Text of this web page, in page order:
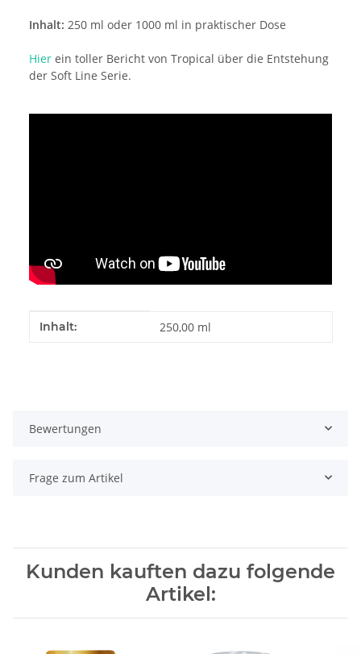
Inhalt: 250 ml oder 1000 ml in praktischer Dose
Hier ein toller Bericht von Tropical über die Entstehung
der Soft Line Serie.
Produkteigenschaft
Wert
Inhalt: 250,00 ml
Bewertungen
Frage zum Artikel
Kunden kauften dazu folgende
Artikel: